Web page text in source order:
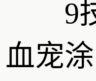
9技
血宠